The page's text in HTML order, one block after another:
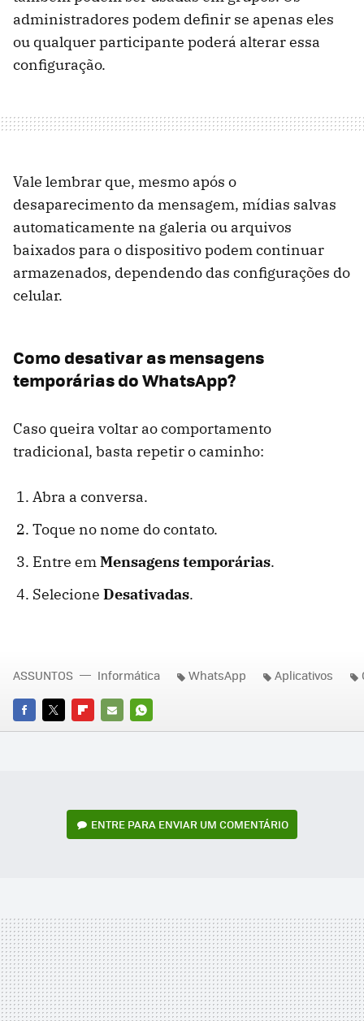
administradores podem definir se apenas eles
ou qualquer participante poderá alterar essa
configuração.
Vale lembrar que, mesmo após o
desaparecimento da mensagem, mídias salvas
automaticamente na galeria ou arquivos
baixados para o dispositivo podem continuar
armazenados, dependendo das configurações do
celular.
Como desativar as mensagens
temporárias do WhatsApp?
Caso queira voltar ao comportamento
tradicional, basta repetir o caminho:
Abra a conversa.
Toque no nome do contato.
Entre emMensagens temporárias.
Selecione Desativadas.
FACEBOOK
TWITTERFLIPBOARD
E-
WHATSAPP
ASSUNTOS Informática WhatsApp Aplicativos
ENTRE PARA ENVIAR UM COMENTÁRIO